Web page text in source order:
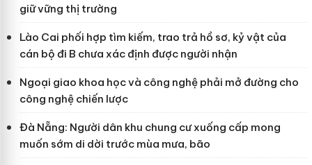
giữ vững thị trường
Lào Cai phối hợp tìm kiếm, trao trả hồ sơ, kỷ vật của
cán bộ đi B chưa xác định được người nhận
Ngoại giao khoa học và công nghệ phải mở đường cho
công nghệ chiến lược
Đà Nẵng: Người dân khu chung cư xuống cấp mong
muốn sớm di dời trước mùa mưa, bão